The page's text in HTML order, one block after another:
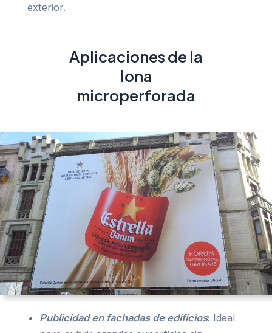
exterior.
Aplicaciones de la
lona
microperforada
Publicidad en fachadas de edificios: Ideal